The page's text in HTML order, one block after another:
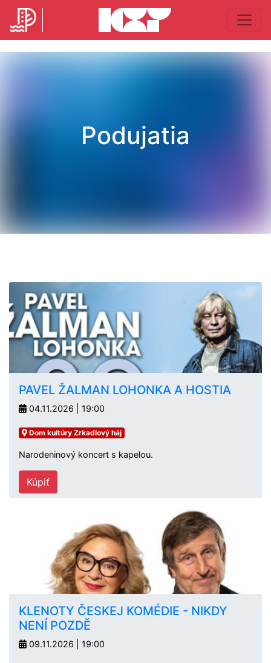
Podujatia
PAVEL ŽALMAN LOHONKA A HOSTIA
04.11.2026 | 19:00
Dom kultúry Zrkadlový háj
Narodeninový koncert s kapelou.
Kúpiť
KLENOTY ČESKEJ KOMÉDIE - NIKDY
NENÍ POZDĚ
09.11.2026 | 19:00